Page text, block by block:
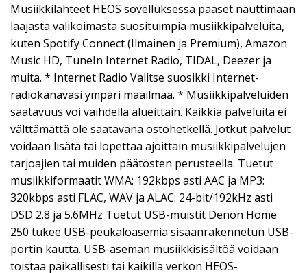
Musiikkilähteet HEOS sovelluksessa pääset nauttimaan
laajasta valikoimasta suosituimpia musiikkipalveluita,
kuten Spotify Connect (Ilmainen ja Premium), Amazon
Music HD, TuneIn Internet Radio, TIDAL, Deezer ja
muita. * Internet Radio Valitse suosikki Internet-
radiokanavasi ympäri maailmaa. * Musiikkipalveluiden
saatavuus voi vaihdella alueittain. Kaikkia palveluita ei
välttämättä ole saatavana ostohetkellä. Jotkut palvelut
voidaan lisätä tai lopettaa ajoittain musiikkipalvelujen
tarjoajien tai muiden päätösten perusteella. Tuetut
musiikkiformaatit WMA: 192kbps asti AAC ja MP3:
320kbps asti FLAC, WAV ja ALAC: 24-bit/192kHz asti
DSD 2.8 ja 5.6MHz Tuetut USB-muistit Denon Home
250 tukee USB-peukaloasemia sisäänrakennetun USB-
portin kautta. USB-aseman musiikkisisältöä voidaan
toistaa paikallisesti tai kaikilla verkon HEOS-